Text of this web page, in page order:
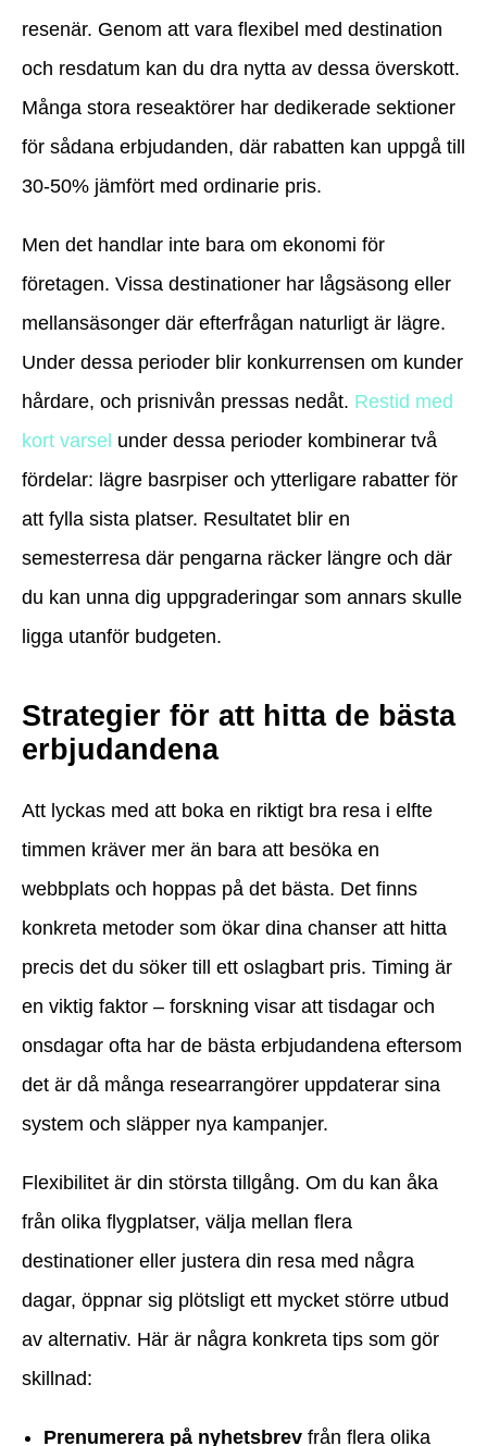
resenär. Genom att vara flexibel med destination
och resdatum kan du dra nytta av dessa överskott.
Många stora reseaktörer har dedikerade sektioner
för sådana erbjudanden, där rabatten kan uppgå till
30-50% jämfört med ordinarie pris.
Men det handlar inte bara om ekonomi för
företagen. Vissa destinationer har lågsäsong eller
mellansäsonger där efterfrågan naturligt är lägre.
Under dessa perioder blir konkurrensen om kunder
hårdare, och prisnivån pressas nedåt. Restid med
kort varsel under dessa perioder kombinerar två
fördelar: lägre basrpiser och ytterligare rabatter för
att fylla sista platser. Resultatet blir en
semesterresa där pengarna räcker längre och där
du kan unna dig uppgraderingar som annars skulle
ligga utanför budgeten.
Strategier för att hitta de bästa
erbjudandena
Att lyckas med att boka en riktigt bra resa i elfte
timmen kräver mer än bara att besöka en
webbplats och hoppas på det bästa. Det finns
konkreta metoder som ökar dina chanser att hitta
precis det du söker till ett oslagbart pris. Timing är
en viktig faktor – forskning visar att tisdagar och
onsdagar ofta har de bästa erbjudandena eftersom
det är då många researrangörer uppdaterar sina
system och släpper nya kampanjer.
Flexibilitet är din största tillgång. Om du kan åka
från olika flygplatser, välja mellan flera
destinationer eller justera din resa med några
dagar, öppnar sig plötsligt ett mycket större utbud
av alternativ. Här är några konkreta tips som gör
skillnad:
Prenumerera på nyhetsbrev från flera olika